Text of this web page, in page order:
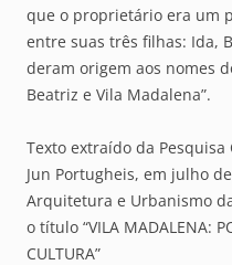
que o proprietário era um
entre suas três filhas: Ida,
deram origem aos nomes
Beatriz e Vila Madalena”.
Texto extraído da
Jun Portugheis, em julho
Arquitetura e Urbanismo
o título “VILA MADALENA:
CULTURA”